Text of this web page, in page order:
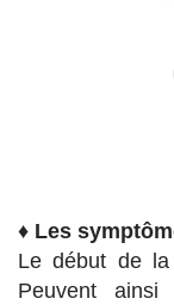
♦ Les
Le début de
Peuvent ainsi